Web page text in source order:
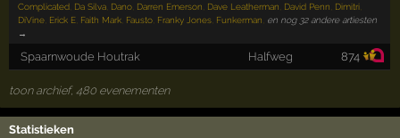
Complicated Da Silva Dano Darren Emerson Dave Leatherman David Penn Dimitri
DiVine Erick E Faith Mark Fausto Franky Jones Funkerman en nog 32 andere artiesten
→
Spaarnwoude Houtrak Halfweg 874
toon archief, 480 evenementen
Statistieken